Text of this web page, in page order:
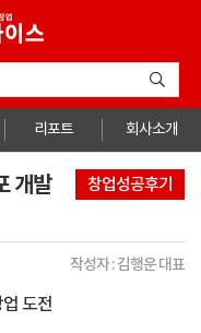
리포트 회사소개
개발
창업성공후기
작성자 : 김행운 대표
도전